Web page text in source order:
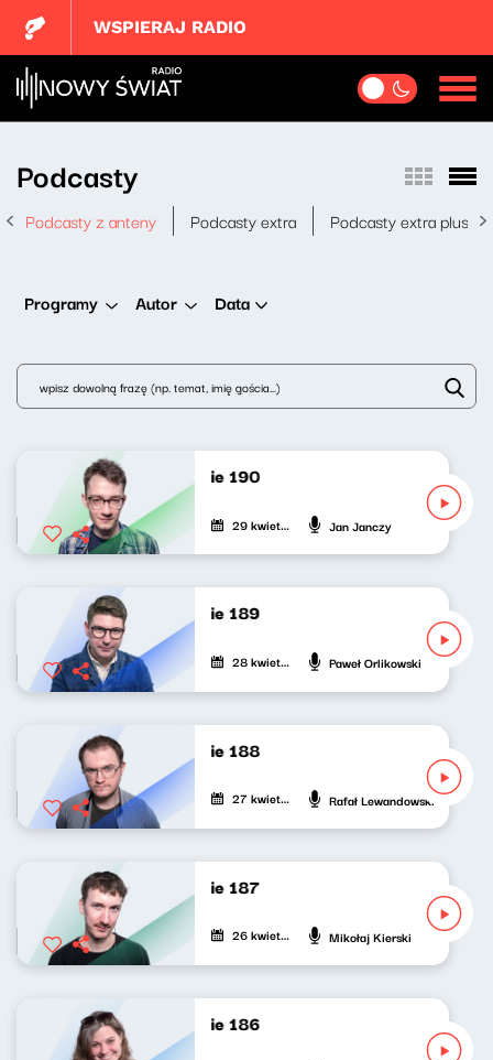
WSPIERAJ RADIO
Podcasty
Podcasty z anteny Podcasty extra Podcasty extra plus
Programy Autor Data
Nasze nocne granie 190
29 kwietnia 2022 Jan Janczy
Nasze nocne granie 189
28 kwietnia 2022 Paweł Orlikowski
Nasze nocne granie 188
27 kwietnia 2022 Rafał Lewandowski
Nasze nocne granie 187
26 kwietnia 2022 Mikołaj Kierski
Nasze nocne granie 186